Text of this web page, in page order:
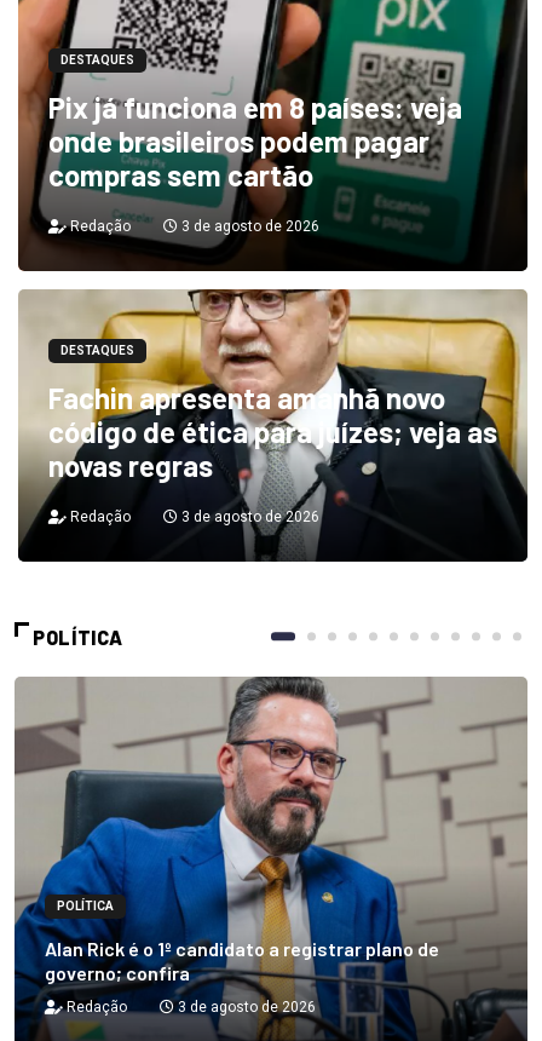
DESTAQUES
Pix já funciona em 8 países: veja
onde brasileiros podem pagar
compras sem cartão
Redação 3 de agosto de 2026
DESTAQUES
Fachin apresenta amanhã novo
código de ética para juízes; veja as
novas regras
Redação 3 de agosto de 2026
POLÍTICA
POLÍTICA
Alan Rick é o 1º candidato a registrar plano de
governo; confira
Redação 3 de agosto de 2026